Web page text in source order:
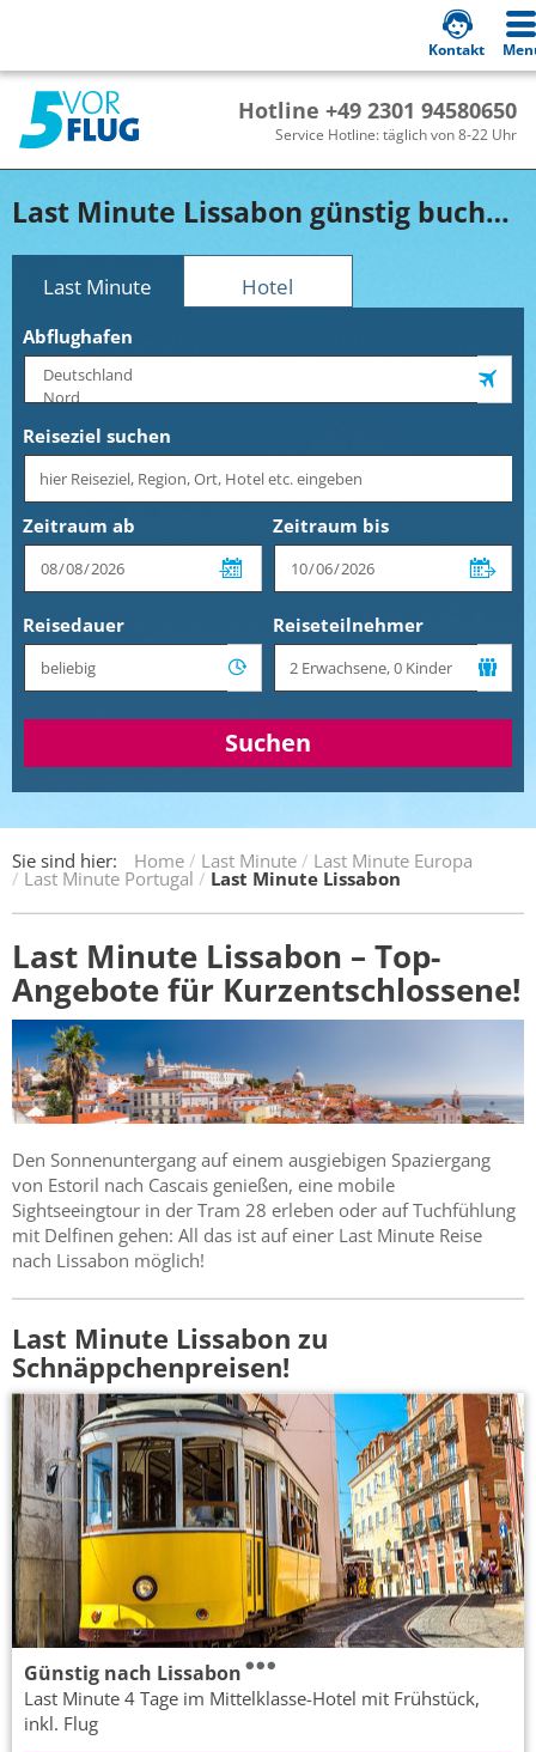
Hotline +49 2301 94580650
Service Hotline: täglich von 8-22 Uhr
Kontakt
Last Minute Lissabon günstig buchen!
Last Minute Hotel
Abflughafen
Reiseziel suchen
Zeitraum ab Zeitraum bis
Reisedauer Reiseteilnehmer
Suchen
Sie sind hier: Home Last Minute Last Minute Europa
Last Minute Portugal Last Minute Lissabon
Last Minute Lissabon – Top-
Angebote für Kurzentschlossene!
Den Sonnenuntergang auf einem ausgiebigen Spaziergang
von Estoril nach Cascais genießen, eine mobile
Sightseeingtour in der Tram 28 erleben oder auf Tuchfühlung
mit Delfinen gehen: All das ist auf einer Last Minute Reise
nach Lissabon möglich!
Last Minute Lissabon zu
Schnäppchenpreisen!
Günstig nach Lissabon
Last Minute 4 Tage im Mittelklasse-Hotel mit Frühstück,
inkl. Flug